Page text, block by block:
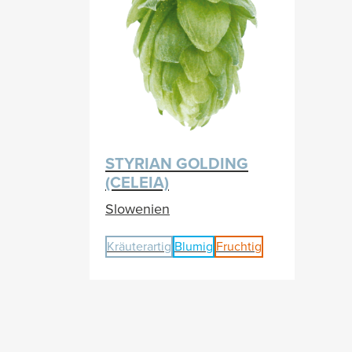
STYRIAN GOLDING
(CELEIA)
Slowenien
Kräuterartig Blumig Fruchtig